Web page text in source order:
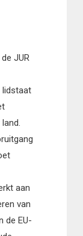
JUR
lidstaat
aan
van
de EU-